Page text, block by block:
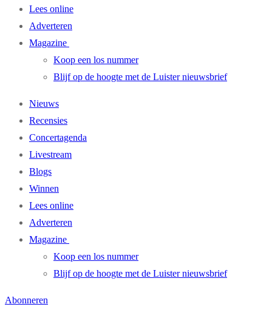
Lees online
Adverteren
Magazine
Koop een los nummer
Blijf op de hoogte met de Luister nieuwsbrief
Nieuws
Recensies
Concertagenda
Livestream
Blogs
Winnen
Lees online
Adverteren
Magazine
Koop een los nummer
Blijf op de hoogte met de Luister nieuwsbrief
Abonneren